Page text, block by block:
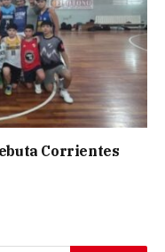
Corrientes